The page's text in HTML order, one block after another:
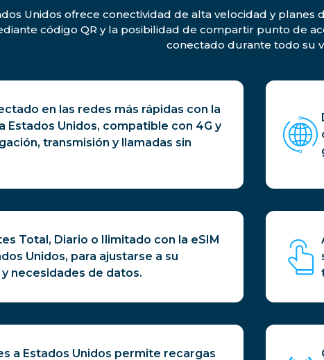
Unidos ofrece conectividad de alta velocidad y
código QR y la posibilidad de compartir punto de
conectado durante todo su
en las redes más rápidas con la
Estados Unidos, compatible con 4G y
transmisión y llamadas sin
Total, Diario o Ilimitado con la eSIM
Unidos, para ajustarse a su
necesidades de datos.
a Estados Unidos permite recargas